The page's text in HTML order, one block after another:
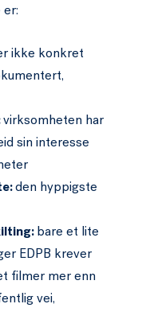
er:
ikke konkret
virksomheten har
sin interesse
den hyppigste
bare et lite
EDPB krever
filmer mer enn
vei,